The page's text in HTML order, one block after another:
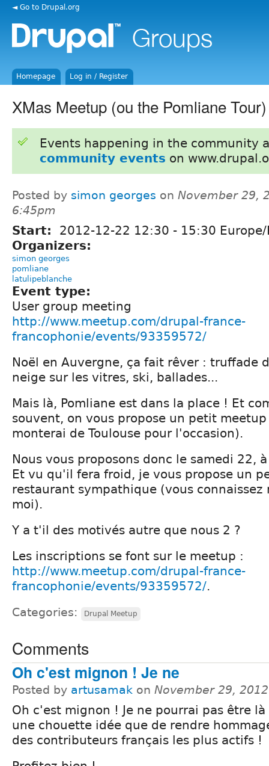
◄ Go to Drupal.org
Homepage Log in / Register
XMas Meetup (ou the Pomliane Tour)
Events happening in the community
community events on
Posted by simon georges on November 29,
6:45pm
Start: 2012-12-22 12:30 - 15:30 Europe/
Organizers:
simon georges
pomliane
latulipeblanche
Event type:
User group meeting
http://www.meetup.com/drupal-france-
francophonie/events/93359572/
Noël en Auvergne, ça fait rêver : truffade
neige sur les vitres, ski, ballades...
Mais là, Pomliane est dans la place ! Et
souvent, on vous propose un petit
monterai de Toulouse pour l'occasion).
Nous vous proposons donc le samedi 22,
Et vu qu'il fera froid, je vous propose un
restaurant sympathique (vous
moi).
Y a t'il des motivés autre que nous 2 ?
Les inscriptions se font sur le meetup :
http://www.meetup.com/drupal-france-
francophonie/events/93359572/.
Categories: Drupal Meetup
Comments
Oh c'est mignon ! Je ne
Posted by artusamak on November 29,
Oh c'est mignon ! Je ne pourrai pas être
une chouette idée que de rendre
des contributeurs français les plus actifs !